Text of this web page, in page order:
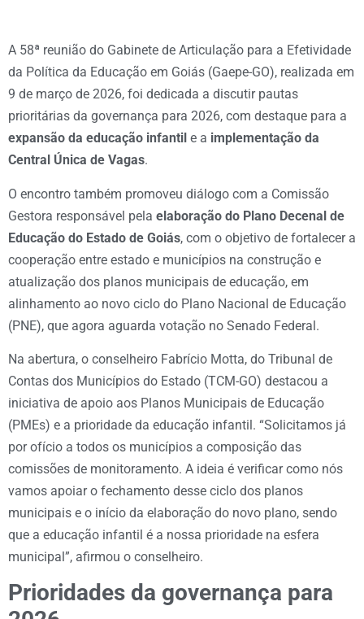
A 58ª reunião do Gabinete de Articulação para a Efetividade
da Política da Educação em Goiás (Gaepe-GO), realizada em
9 de março de 2026, foi dedicada a discutir pautas
prioritárias da governança para 2026, com destaque para a
expansão da educação infantil e a implementação da
Central Única de Vagas.
O encontro também promoveu diálogo com a Comissão
Gestora responsável pela elaboração do Plano Decenal de
Educação do Estado de Goiás, com o objetivo de fortalecer a
cooperação entre estado e municípios na construção e
atualização dos planos municipais de educação, em
alinhamento ao novo ciclo do Plano Nacional de Educação
(PNE), que agora aguarda votação no Senado Federal.
Na abertura, o conselheiro Fabrício Motta, do Tribunal de
Contas dos Municípios do Estado (TCM-GO) destacou a
iniciativa de apoio aos Planos Municipais de Educação
(PMEs) e a prioridade da educação infantil. “Solicitamos já
por ofício a todos os municípios a composição das
comissões de monitoramento. A ideia é verificar como nós
vamos apoiar o fechamento desse ciclo dos planos
municipais e o início da elaboração do novo plano, sendo
que a educação infantil é a nossa prioridade na esfera
municipal”, afirmou o conselheiro.
Prioridades da governança para